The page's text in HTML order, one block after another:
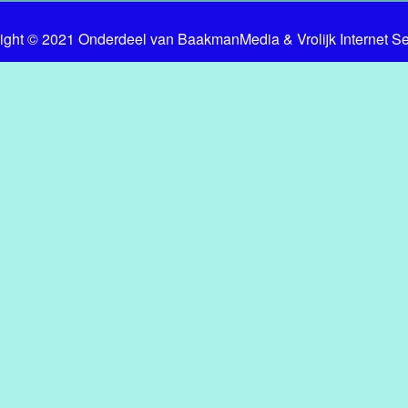
© 2021 Onderdeel van BaakmanMedia& Vrolijk Internet